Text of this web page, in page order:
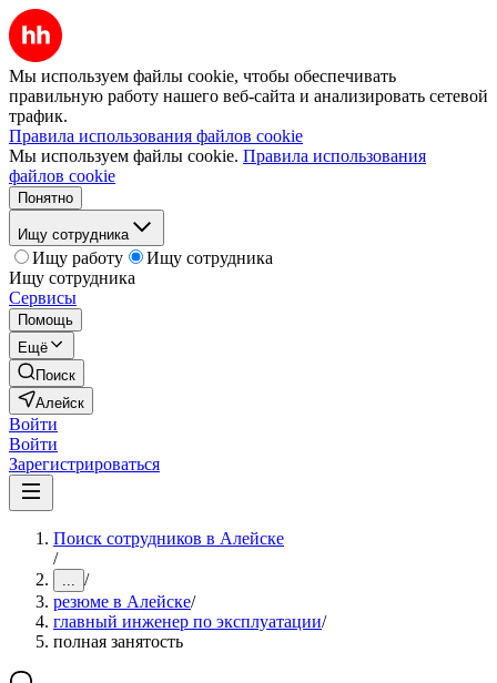
Мы используем файлы cookie, чтобы обеспечивать
правильную работу нашего веб-сайта и анализировать сетевой
трафик.
Правила использования файлов cookie
Мы используем файлы cookie. Правила использования
файлов cookie
Понятно
Ищу сотрудника
Ищу работу
Ищу сотрудника
Ищу сотрудника
Сервисы
Помощь
Ещё
Поиск
Алейск
Войти
Войти
Зарегистрироваться
Поиск сотрудников в Алейске
/
... /
резюме в Алейске/
главный инженер по эксплуатации/
полная занятость